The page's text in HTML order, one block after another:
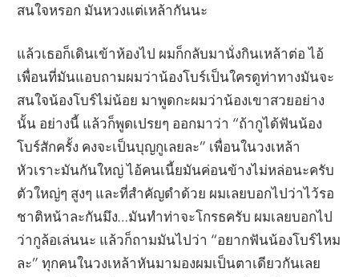
สนใจหรอก มันหวงแต่เหล้ากันนะ
แล้วเธอก็เดินเข้าห้องไป ผมก็กลับมานั่งกินเหล้าต่อ ไอ้
เพื่อนที่มันแอบถามผมว่าน้องโบร์เป็นใครดูท่าทางมันจะ
สนใจน้องโบร์ไม่น้อย มาพูดกะผมว่าน้องเขาสวยอย่าง
นั้น อย่างนี้ แล้วก็พูดเปรยๆ ออกมาว่า “ถ้ากูได้ฟันน้อง
โบร์สักครั้ง คงจะเป็นบุญกูเลยละ” เพื่อนในวงเหล้า
หัวเราะมันกันใหญ่ ไอ้คนเนี้ยมันค่อนข้างไม่หล่อนะครับ
ตัวใหญ่ๆ สูงๆ และที่สำคัญดำด้วย ผมเลยบอกไปว่าไว้รอ
ชาติหน้าละกันมึง…มันทำท่าจะโกรธครับ ผมเลยบอกไป
ว่ากูล้อเล่นนะ แล้วก็ถามมันไปว่า “อยากฟันน้องโบร์ไหม
ละ” ทุกคนในวงเหล้าหันมามองผมเป็นตาเดียวกันเลย